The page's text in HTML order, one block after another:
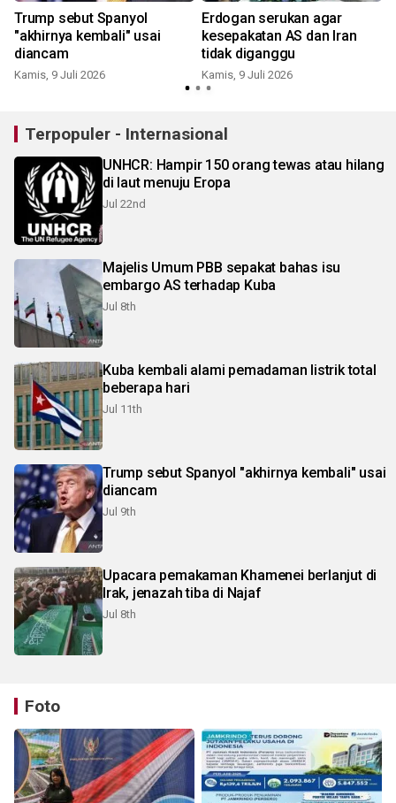
Trump sebut Spanyol
"akhirnya kembali" usai
diancam
Kamis, 9 Juli 2026
Erdogan serukan agar
kesepakatan AS dan Iran
tidak diganggu
Kamis, 9 Juli 2026
Terpopuler - Internasional
UNHCR: Hampir 150 orang tewas atau hilang
di laut menuju Eropa
Jul 22nd
Majelis Umum PBB sepakat bahas isu
embargo AS terhadap Kuba
Jul 8th
Kuba kembali alami pemadaman listrik total
beberapa hari
Jul 11th
Trump sebut Spanyol "akhirnya kembali" usai
diancam
Jul 9th
Upacara pemakaman Khamenei berlanjut di
Irak, jenazah tiba di Najaf
Jul 8th
Foto